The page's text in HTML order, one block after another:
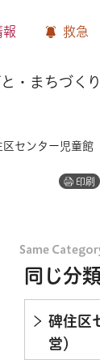
報 救急
・まちづくり
区センター児童館
印刷
同じ分
碑住区
営）